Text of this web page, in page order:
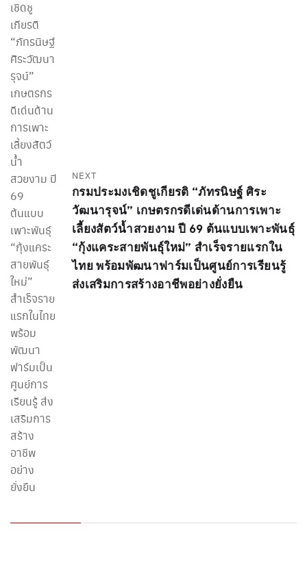
NEXT
กรมประมงเชิดชูเกียรติ “ภัทรนิษฐ์ ศิระ
วัฒนารุจน์” เกษตรกรดีเด่นด้านการเพาะ
เลี้ยงสัตว์น้ำสวยงาม ปี 69 ต้นแบบเพาะพันธุ์
“กุ้งแคระสายพันธุ์ใหม่” สำเร็จรายแรกใน
ไทย พร้อมพัฒนาฟาร์มเป็นศูนย์การเรียนรู้
ส่งเสริมการสร้างอาชีพอย่างยั่งยืน